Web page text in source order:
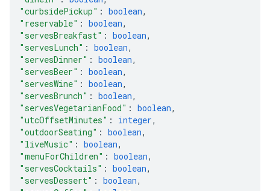
"curbsidePickup" : boolean,
"reservable" : boolean,
"servesBreakfast" : boolean,
"servesLunch" : boolean,
"servesDinner" : boolean,
"servesBeer" : boolean,
"servesWine" : boolean,
"servesBrunch" : boolean,
"servesVegetarianFood" : boolean,
"utcOffsetMinutes" : integer,
"outdoorSeating" : boolean,
"liveMusic" : boolean,
"menuForChildren" : boolean,
"servesCocktails" : boolean,
"servesDessert" : boolean,